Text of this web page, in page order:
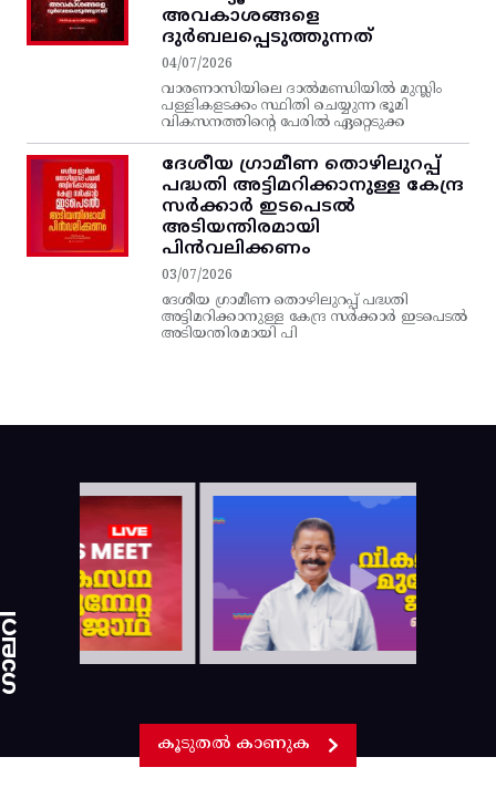
അവകാശങ്ങളെ
ദുർബലപ്പെടുത്തുന്നത്
04/07/2026
വാരണാസിയിലെ ദാൽമണ്ഡിയിൽ മുസ്ലിം
പള്ളികളടക്കം സ്ഥിതി ചെയ്യുന്ന ഭൂമി
വികസനത്തിന്റെ പേരിൽ ഏറ്റെടുക്ക
ദേശീയ ഗ്രാമീണ തൊഴിലുറപ്പ്‌
പദ്ധതി അട്ടിമറിക്കാനുള്ള കേന്ദ്ര
സര്‍ക്കാര്‍ ഇടപെടല്‍
അടിയന്തിരമായി
പിന്‍വലിക്കണം
03/07/2026
ദേശീയ ഗ്രാമീണ തൊഴിലുറപ്പ്‌ പദ്ധതി
അട്ടിമറിക്കാനുള്ള കേന്ദ്ര സര്‍ക്കാര്‍ ഇടപെടല്‍
അടിയന്തിരമായി പി
കൂടുതൽ കാണുക